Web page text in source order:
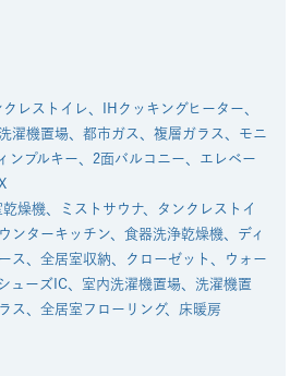
レストイレ、IHクッキングヒーター、
濯機置場、都市ガス、複層ガラス、モニ
ンプルキー、2面バルコニー、エレベー
燥機、ミストサウナ、タンクレストイ
ンターキッチン、食器洗浄乾燥機、ディ
ス、全居室収納、クローゼット、ウォー
ューズIC、室内洗濯機置場、洗濯機置
ス、全居室フローリング、床暖房